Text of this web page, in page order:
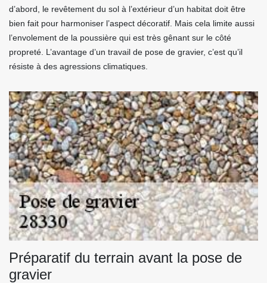
d’abord, le revêtement du sol à l’extérieur d’un habitat doit être
bien fait pour harmoniser l’aspect décoratif. Mais cela limite aussi
l’envolement de la poussière qui est très gênant sur le côté
propreté. L’avantage d’un travail de pose de gravier, c’est qu’il
résiste à des agressions climatiques.
Préparatif du terrain avant la pose de
gravier